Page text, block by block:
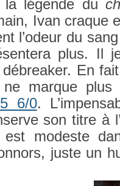
la légende du
Ivan craque
l’odeur du
plus. Il
En
mar­que
6/0.
son titre à
est modes­te
juste un